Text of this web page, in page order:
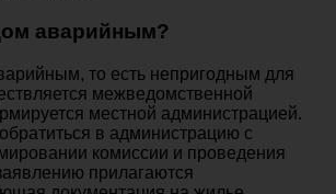
аварийным?
то есть непригодным для
межведомственной
местной администрацией.
в администрацию с
комиссии и проведения
прилагаются